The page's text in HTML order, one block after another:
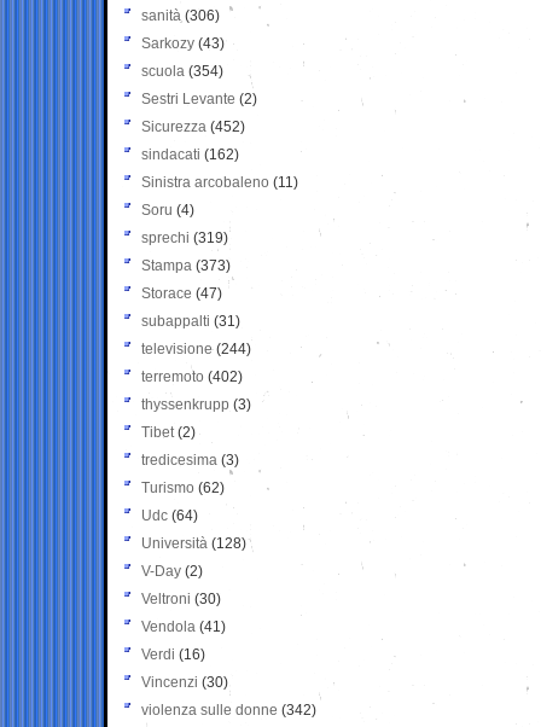
sanità (306)
Sarkozy (43)
scuola (354)
Sestri Levante (2)
Sicurezza (452)
sindacati (162)
Sinistra arcobaleno (11)
Soru (4)
sprechi (319)
Stampa (373)
Storace (47)
subappalti (31)
televisione(244)
terremoto (402)
thyssenkrupp (3)
Tibet(2)
tredicesima (3)
Turismo (62)
Udc (64)
Università (128)
V-Day (2)
Veltroni (30)
Vendola (41)
Verdi (16)
Vincenzi (30)
violenza sulle donne (342)